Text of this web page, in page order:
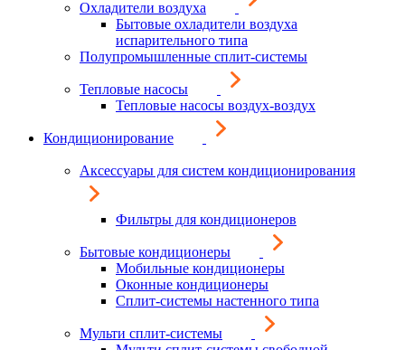
Охладители воздуха
Бытовые охладители воздуха
испарительного типа
Полупромышленные сплит-системы
Тепловые насосы
Тепловые насосы воздух-воздух
Кондиционирование
Аксессуары для систем кондиционирования
Фильтры для кондиционеров
Бытовые кондиционеры
Мобильные кондиционеры
Оконные кондиционеры
Сплит-системы настенного типа
Мульти сплит-системы